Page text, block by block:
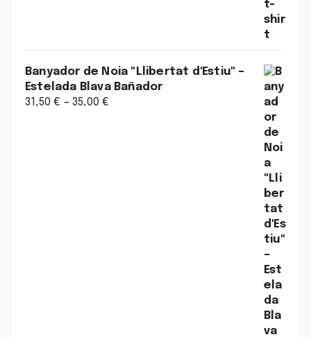
Banyador de Noia "Llibertat d'Estiu" –
Estelada Blava Bañador
31,50€ – 35,00€